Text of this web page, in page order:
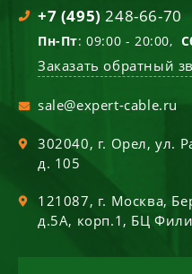
+7 (495) 248-66-70
Пн-Пт: 09:00 - 20:00,
Заказать обратный
sale@expert-cable.ru
302040, г. Орел,ул.
д. 105
121087, г. Москва,
д.5А, корп.1, БЦ